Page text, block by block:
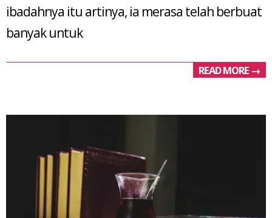
ibadahnya itu artinya, ia merasa telah berbuat
banyak untuk
READ MORE →